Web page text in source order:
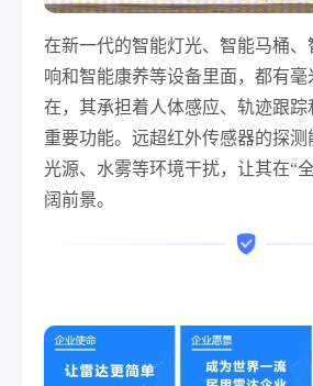
在新一代的智能灯光、智能马桶
响和智能康养等设备里面，都有
在，其承担着人体感应、轨迹跟
重要功能。远超红外传感器的探测
光源、水雾等环境干扰，让其在“
阔前景。